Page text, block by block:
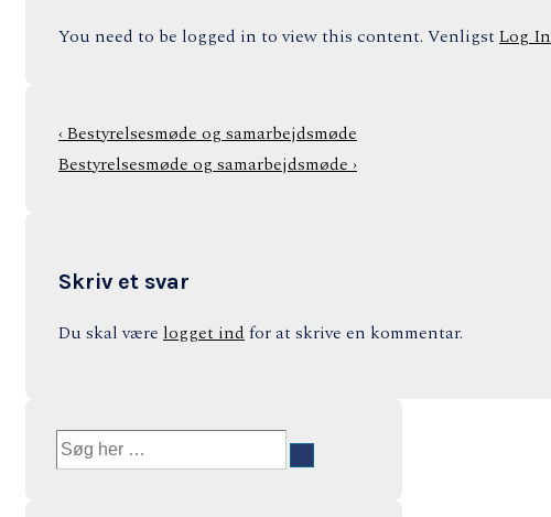
You need to be logged in to view this content. Venligst Log In
Indlægsnavigation
Previous
Post
‹ Bestyrelsesmøde og samarbejdsmøde
Next
Bestyrelsesmøde og samarbejdsmøde ›
Skriv et svar
Du skal være logget ind for at skrive en kommentar.
Søg
efter: